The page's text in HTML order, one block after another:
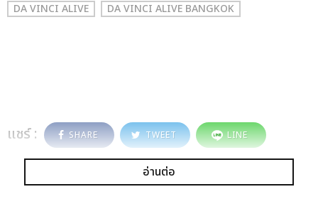
DA VINCI ALIVE DA VINCI ALIVE BANGKOK
แชร์ : SHARE TWEET LINE
อ่านต่อ